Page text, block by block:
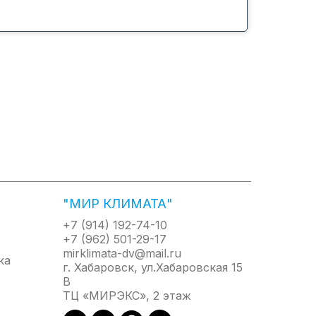
техникой Haier. Управление осуществляется
ре ноавтоматическое согласование
"МИР КЛИМАТА"
+7 (914) 192-74-10
+7 (962) 501-29-17
mirklimata-dv@mail.ru
г. Хабаровск, ул.Хабаровская 15
В
ТЦ «МИРЭКС», 2 этаж